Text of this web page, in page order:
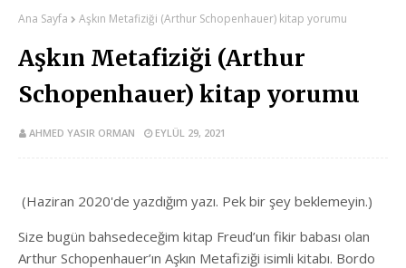
Ana Sayfa Aşkın Metafiziği (Arthur Schopenhauer) kitap yorumu
Aşkın Metafiziği (Arthur
Schopenhauer) kitap yorumu
AHMED YASIR ORMAN EYLÜL 29, 2021
(Haziran 2020'de yazdığım yazı. Pek bir şey beklemeyin.)
Size bugün bahsedeceğim kitap Freud’un fikir babası olan
Arthur Schopenhauer’ın Aşkın Metafiziği isimli kitabı. Bordo